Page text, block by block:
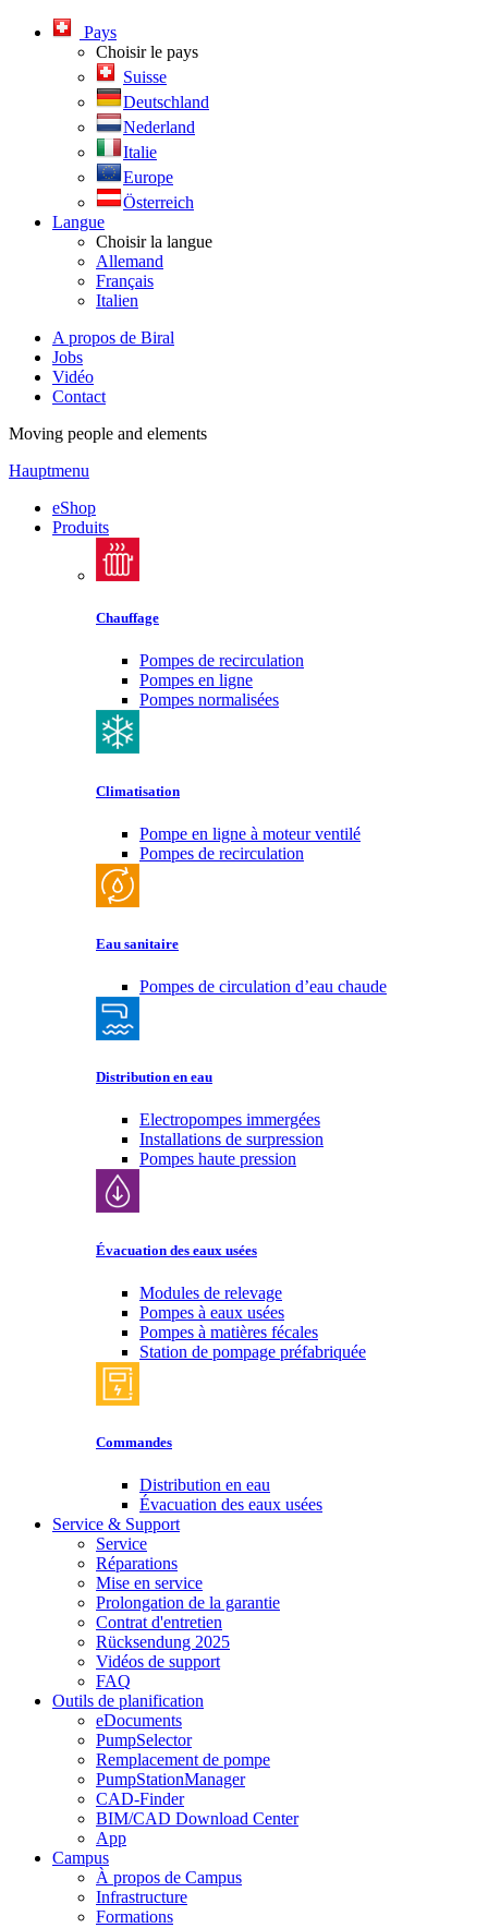
Pays
Choisir le pays
Suisse
Deutschland
Nederland
Italie
Europe
Österreich
Langue
Choisir la langue
Allemand
Français
Italien
A propos de Biral
Jobs
Vidéo
Contact
Moving people and elements
Hauptmenu
eShop
Produits
Chauffage
Pompes de recirculation
Pompes en ligne
Pompes normalisées
Climatisation
Pompe en ligne à moteur ventilé
Pompes de recirculation
Eau sanitaire
Pompes de circulation d’eau chaude
Distribution en eau
Electropompes immergées
Installations de surpression
Pompes haute pression
Évacuation des eaux usées
Modules de relevage
Pompes à eaux usées
Pompes à matières fécales
Station de pompage préfabriquée
Commandes
Distribution en eau
Évacuation des eaux usées
Service & Support
Service
Réparations
Mise en service
Prolongation de la garantie
Contrat d'entretien
Rücksendung 2025
Vidéos de support
FAQ
Outils de planification
eDocuments
PumpSelector
Remplacement de pompe
PumpStationManager
CAD-Finder
BIM/CAD Download Center
App
Campus
À propos de Campus
Infrastructure
Formations